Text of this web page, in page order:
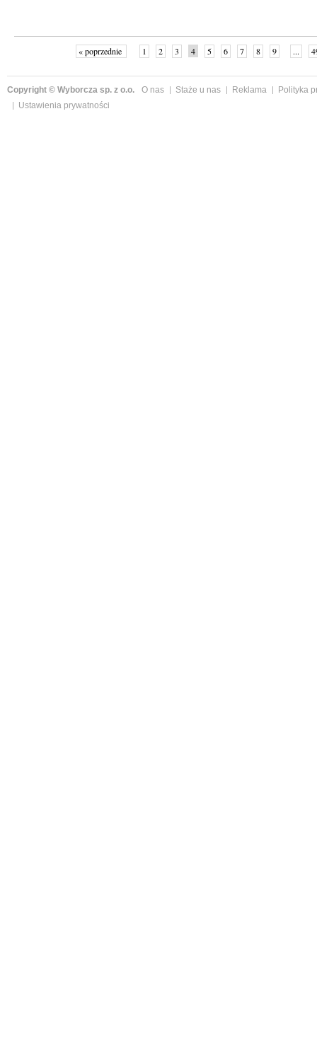
« poprzednie 1 2 3 4 5 6 7 8 9 ...
Copyright © Wyborcza sp. z o.o. O nas Staże u nas Reklama
Polityka
Ustawienia prywatności